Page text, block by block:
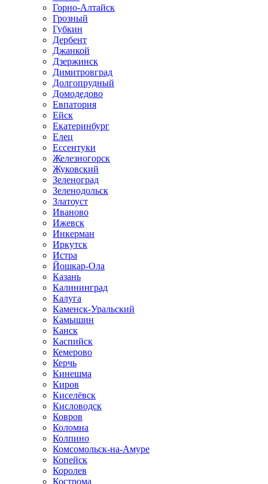
Горно-Алтайск
Грозный
Губкин
Дербент
Джанкой
Дзержинск
Димитровград
Долгопрудный
Домодедово
Евпатория
Ейск
Екатеринбург
Елец
Ессентуки
Железногорск
Жуковский
Зеленоград
Зеленодольск
Златоуст
Иваново
Ижевск
Инкерман
Иркутск
Истра
Йошкар-Ола
Казань
Калининград
Калуга
Каменск-Уральский
Камышин
Канск
Каспийск
Кемерово
Керчь
Кинешма
Киров
Киселёвск
Кисловодск
Ковров
Коломна
Колпино
Комсомольск-на-Амуре
Копейск
Королев
Кострома